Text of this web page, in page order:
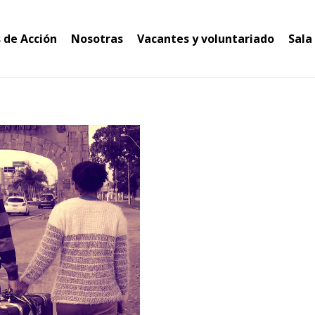
Acción Nosotras Vacantes y voluntariado